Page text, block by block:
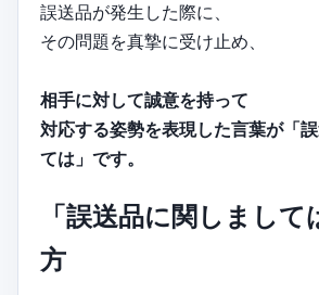
誤送品が発生した際に、
その問題を真摯に受け止め、
相手に対して誠意を持って
対応する姿勢を表現した言葉が「
ては」です。
「誤送品に関しまし
方